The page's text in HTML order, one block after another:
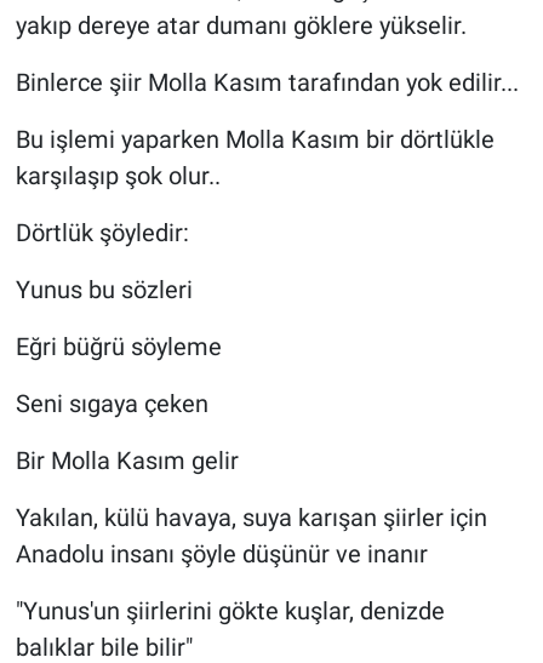
yakıp dereye atar dumanı göklere yükselir.
Binlerce şiir Molla Kasım tarafından yok edilir...
Bu işlemi yaparken Molla Kasım bir dörtlükle
karşılaşıp şok olur..
Dörtlük şöyledir:
Yunus bu sözleri
Eğri büğrü söyleme
Seni sıgaya çeken
Bir Molla Kasım gelir
Yakılan, külü havaya, suya karışan şiirler için
Anadolu insanı şöyle düşünür ve inanır
"Yunus'un şiirlerini gökte kuşlar, denizde
balıklar bile bilir"